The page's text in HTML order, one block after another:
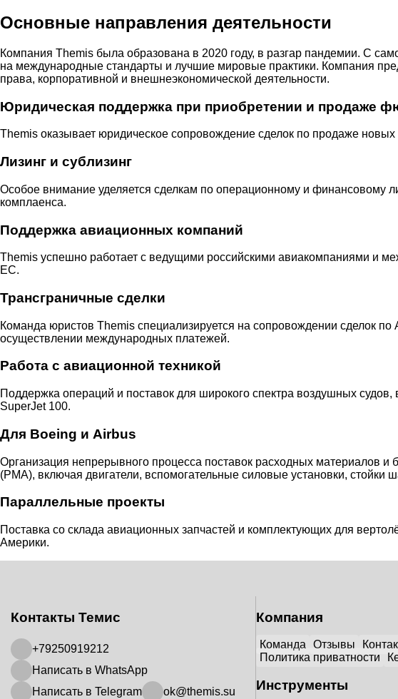
Основные направления деятельности
Компания Themis была образована в 2020 году, в разгар пандемии. С
на международные стандарты и лучшие мировые практики. Компания
права, корпоративной и внешнеэкономической деятельности.
Юридическая поддержка при приобретении и продаже
Themis оказывает юридическое сопровождение сделок по продаже
Лизинг и сублизинг
Особое внимание уделяется сделкам по операционному и финансовому
комплаенса.
Поддержка авиационных компаний
Themis успешно работает с ведущими российскими авиакомпаниями и
ЕС.
Трансграничные сделки
Команда юристов Themis специализируется на сопровождении сделок
осуществлении международных платежей.
Работа с авиационной техникой
Поддержка операций и поставок для широкого спектра воздушных
SuperJet 100.
Для Boeing и Airbus
Организация непрерывного процесса поставок расходных материалов и
(PMA), включая двигатели, вспомогательные силовые установки, стойки
Параллельные проекты
Поставка со склада авиационных запчастей и комплектующих для
Америки.
Контакты Темис
+79250919212
Написать в WhatsApp
Написать в Telegram
ok@themis.su
Компания
Команда Отзывы
Политика приватности
Инструменты